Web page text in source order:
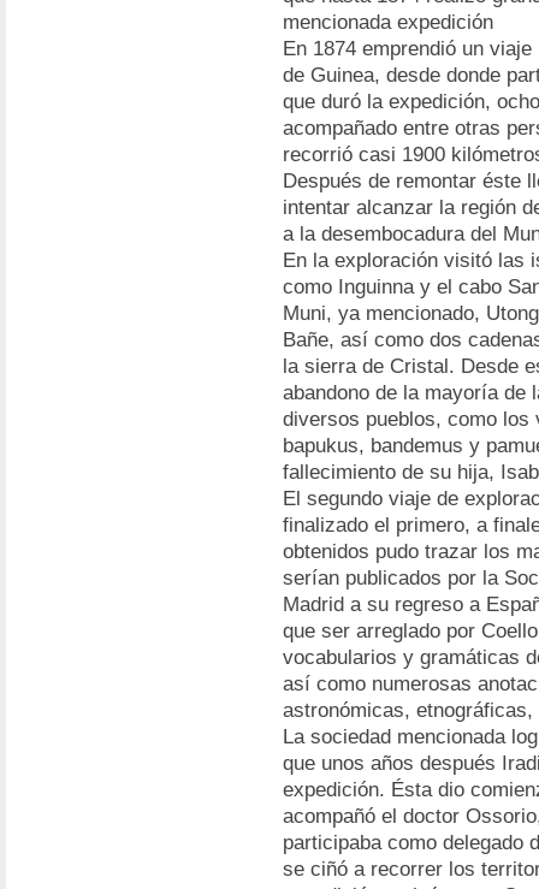
mencionada expedición
En 1874 emprendió un
de Guinea, desde donde
que duró la expedición,
acompañado entre otras
recorrió casi 1900
Después de remontar éste
intentar alcanzar la región
a la desembocadura del
En la exploración visitó las
como Inguinna y el cabo
Muni, ya mencionado,
Bañe, así como dos
la sierra de Cristal. Desde
abandono de la mayoría de
diversos pueblos, como
bapukus, bandemus y
fallecimiento de su hija,
El segundo viaje de
finalizado el primero, a
obtenidos pudo trazar los
serían publicados por la
Madrid a su regreso a
que ser arreglado por
vocabularios y gramáticas
así como numerosas
astronómicas,
La sociedad mencionada
que unos años después
expedición. Ésta dio
acompañó el doctor
participaba como delegado
se ciñó a recorrer los